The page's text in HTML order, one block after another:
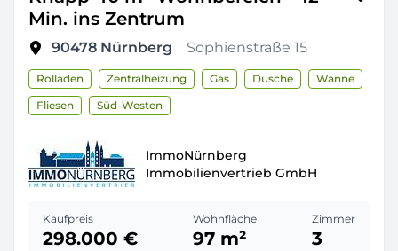
Min. ins Zentrum
90478 Nürnberg Sophienstraße 15
Rolladen Zentralheizung Gas Dusche
Wanne
Fliesen
Süd-Westen
ImmoNürnberg
Immobilienvertrieb GmbH
Kaufpreis
298.000 €
Wohnfläche
97 m²
Zimmer
3